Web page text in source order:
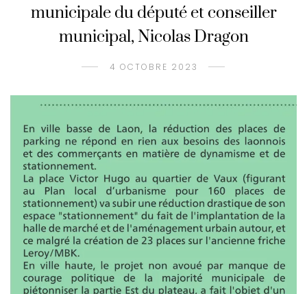
municipale du député et conseiller
municipal, Nicolas Dragon
4 OCTOBRE 2023